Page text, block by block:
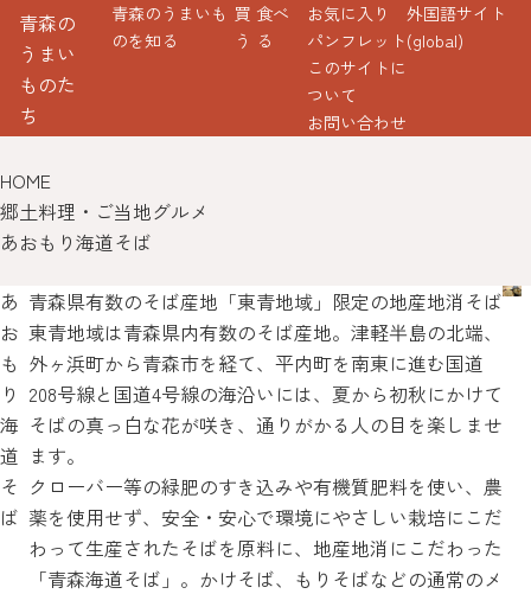
青森の
うまい
ものた
ち
青森のうまいも
のを知る
買
う
食べ
る
お気に入り
パンフレット
このサイトに
ついて
お問い合わせ
外国語サイト
(global)
HOME
郷土料理・ご当地グルメ
あおもり海道そば
あ
お
も
り
海
道
そ
ば
青森県有数のそば産地「東青地域」限定の地産地消そば
東青地域は青森県内有数のそば産地。津軽半島の北端、
外ヶ浜町から青森市を経て、平内町を南東に進む国道
208号線と国道4号線の海沿いには、夏から初秋にかけて
そばの真っ白な花が咲き、通りがかる人の目を楽しませ
ます。
クローバー等の緑肥のすき込みや有機質肥料を使い、農
薬を使用せず、安全・安心で環境にやさしい栽培にこだ
わって生産されたそばを原料に、地産地消にこだわった
「青森海道そば」。かけそば、もりそばなどの通常のメ